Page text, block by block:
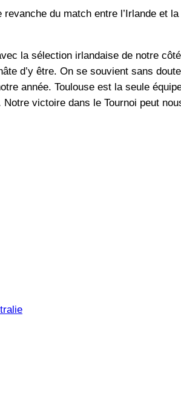
du match entre l’Irlande et
la sélection irlandaise de notre
d’y être. On se souvient sans
année. Toulouse est la seule
victoire dans le Tournoi peut